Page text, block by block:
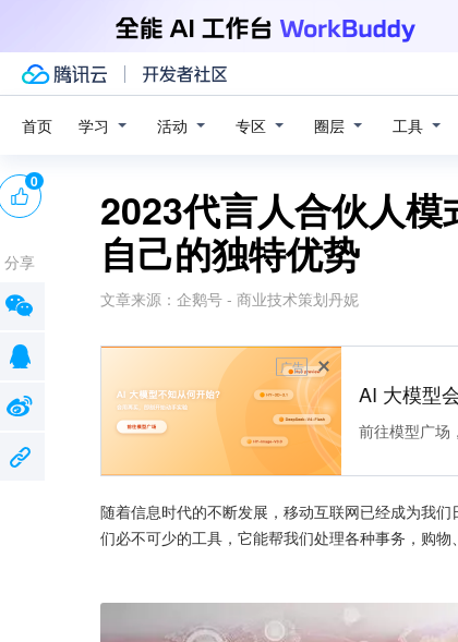
首页 学习 活动 专区 圈层 工具
2023代言人合伙人
自己的独特优势
文章来源： 企鹅号 - 商业技术策划丹妮
广告
AI 大模型
前往模型广场
随着信息时代的不断发展，移动互联网已经成为我
们必不可少的工具，它能帮我们处理各种事务，购
0
分享